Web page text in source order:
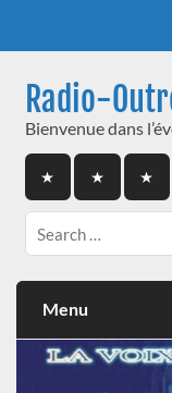
Radio-
Bienvenue dans
Menu